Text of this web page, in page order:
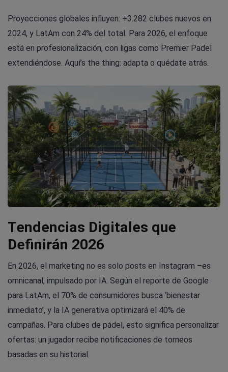
Proyecciones globales influyen: +3.282 clubes nuevos en
2024, y LatAm con 24% del total. Para 2026, el enfoque
está en profesionalización, con ligas como Premier Padel
extendiéndose. Aquí’s the thing: adapta o quédate atrás.
Tendencias Digitales que
Definirán 2026
En 2026, el marketing no es solo posts en Instagram –es
omnicanal, impulsado por IA. Según el reporte de Google
para LatAm, el 70% de consumidores busca ‘bienestar
inmediato’, y la IA generativa optimizará el 40% de
campañas. Para clubes de pádel, esto significa personalizar
ofertas: un jugador recibe notificaciones de torneos
basadas en su historial.